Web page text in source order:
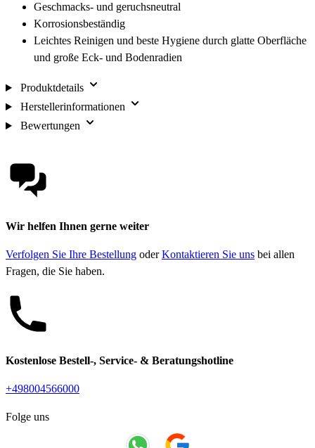
Geschmacks- und geruchsneutral
Korrosionsbeständig
Leichtes Reinigen und beste Hygiene durch glatte Oberfläche
und große Eck- und Bodenradien
Produktdetails
Herstellerinformationen
Bewertungen
Wir helfen Ihnen gerne weiter
Verfolgen Sie Ihre Bestellung oderKontaktieren Sie uns bei allen
Fragen, die Sie haben.
Kostenlose Bestell-, Service- & Beratungshotline
+498004566000
Folge uns